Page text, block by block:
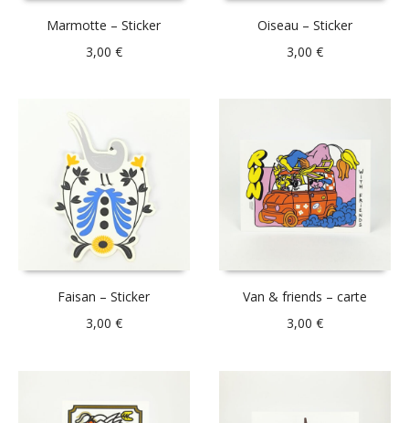
Marmotte – Sticker
3,00 €
Oiseau – Sticker
3,00€
Faisan – Sticker
3,00 €
Van & friends – carte
3,00€